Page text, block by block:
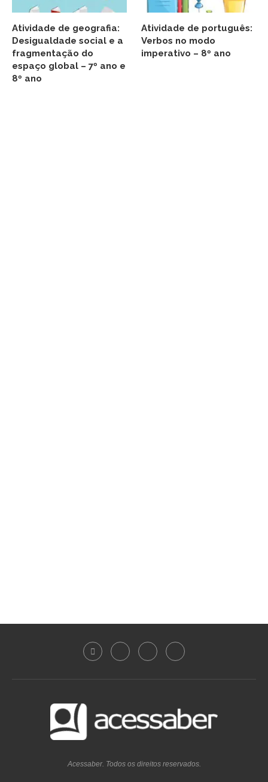
Atividade de geografia:
Desigualdade social e a
fragmentação do
espaço global – 7º ano e
8º ano
Atividade de português:
Verbos no modo
imperativo – 8º ano
Acessaber. Todos os direitos reservados.